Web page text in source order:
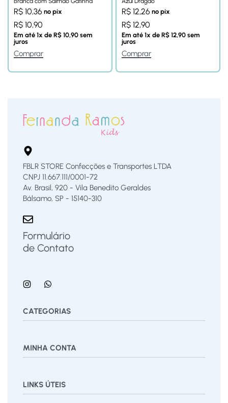
R$ 10,36 no pix
R$ 10,90
Em até 1x de R$ 10,90 sem
juros
Comprar
R$ 12,26 no pix
R$ 12,90
Em até 1x de R$ 12,90 sem
juros
Comprar
FBLR STORE Confecções e Transportes LTDA
CNPJ 11.667.111/0001-72
Av. Brasil, 920 - Vila Benedito Geraldes
Bálsamo, SP - 15140-310
Formulário
de Contato
CATEGORIAS
Vestido
MINHA CONTA
Pedidos
LINKS ÚTEIS